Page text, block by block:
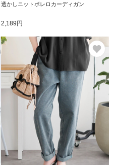
透かしニットボレロカーディガン
2,189円
お気に入り